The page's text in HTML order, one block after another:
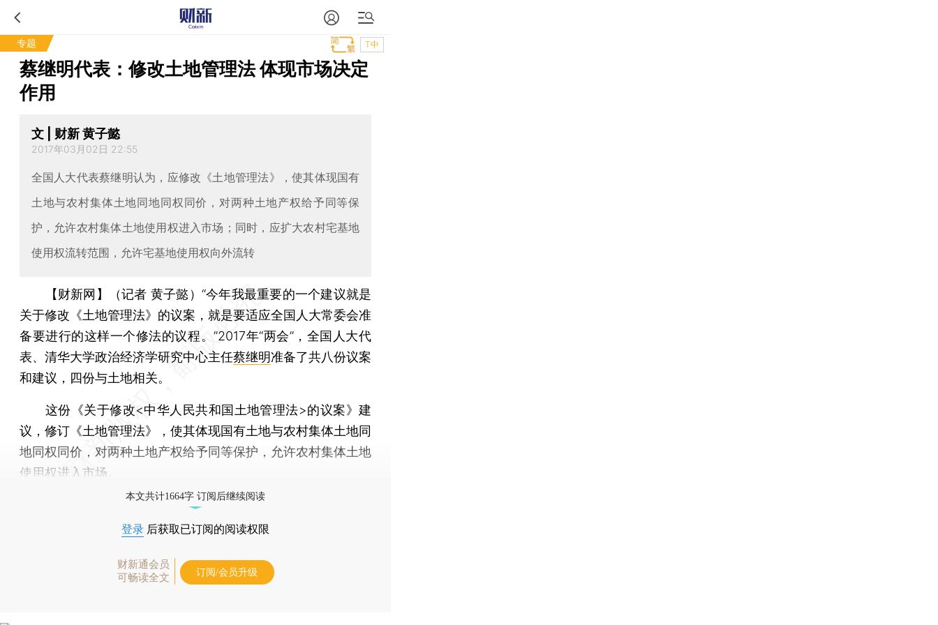
专题 T中
蔡继明代表：修改土地管理法 体现市场决定
作用
文 | 财新 黄子懿
2017年03月02日 22:55
全国人大代表蔡继明认为，应修改《土地管理法》，使其体现国有
土地与农村集体土地同地同权同价，对两种土地产权给予同等保
护，允许农村集体土地使用权进入市场；同时，应扩大农村宅基地
使用权流转范围，允许宅基地使用权向外流转
【财新网】（记者 黄子懿） “今年我最重要的一个建议就是
关于修改《土地管理法》的议案，就是要适应全国人大常委会准
备要进行的这样一个修法的议程。”2017年“两会”，全国人大代
表、清华大学政治经济学研究中心主任蔡继明准备了共八份议案
和建议，四份与土地相关。
这份《关于修改<中华人民共和国土地管理法>的议案》建
议，修订《土地管理法》，使其体现国有土地与农村集体土地同
地同权同价，对两种土地产权给予同等保护，允许农村集体土地
使用权进入市场。
本文共计1664字 订阅后继续阅读
登录 后获取已订阅的阅读权限
财新通会员
可畅读全文
订阅/会员升级